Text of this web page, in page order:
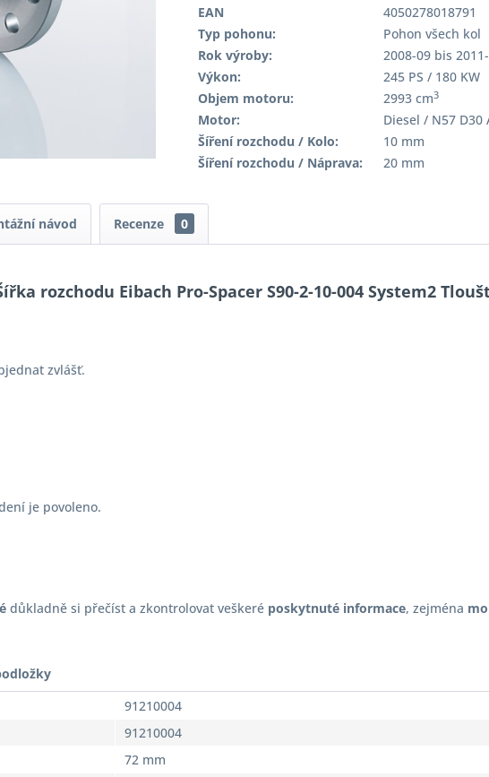
EAN
4050278018791
Typ pohonu:
Pohon všech kol
Rok výroby:
2008-09 bis
Výkon:
245 PS / 180 KW
Objem motoru:
2993 cm3
Motor:
Diesel / N57 D30
Šíření rozchodu / Kolo:
10 mm
Šíření rozchodu / Náprava:
20 mm
návod Recenze 0
rozchodu Eibach Pro-Spacer S90-2-10-004 System2
zvlášť.
je povoleno.
důkladně si přečíst a zkontrolovat veškeré poskytnuté informace, zejména
91210004
91210004
72 mm